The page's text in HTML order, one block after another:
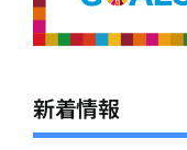
新着情報